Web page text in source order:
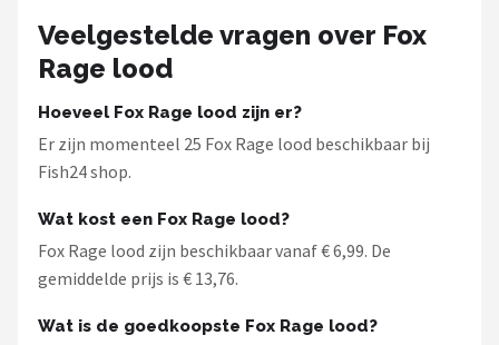
Veelgestelde vragen over Fox
Rage lood
Hoeveel Fox Rage lood zijn er?
Er zijn momenteel 25 Fox Rage lood beschikbaar bij
Fish24 shop.
Wat kost een Fox Rage lood?
Fox Rage lood zijn beschikbaar vanaf € 6,99. De
gemiddelde prijs is € 13,76.
Wat is de goedkoopste Fox Rage lood?